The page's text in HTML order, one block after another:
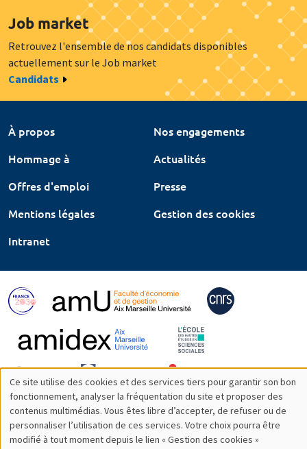
Job market
Retrouvez l'ensemble de nos candidats disponibles
actuellement sur le Job market
Candidats
À propos
Nos engagements
Hommage à
Actualités
Offres d'emploi
Presse
Mentions légales
Gestion des cookies
Intranet
Utilisation
des
Ce site utilise des cookies et des services tiers pour garantir son bon
fonctionnement, analyser la fréquentation du site et proposer des
contenus multimédias. Vous êtes libre d’accepter, de refuser ou de
personnaliser l’utilisation de ces services. Votre choix pourra être
modifié à tout moment depuis le lien « Gestion des cookies »